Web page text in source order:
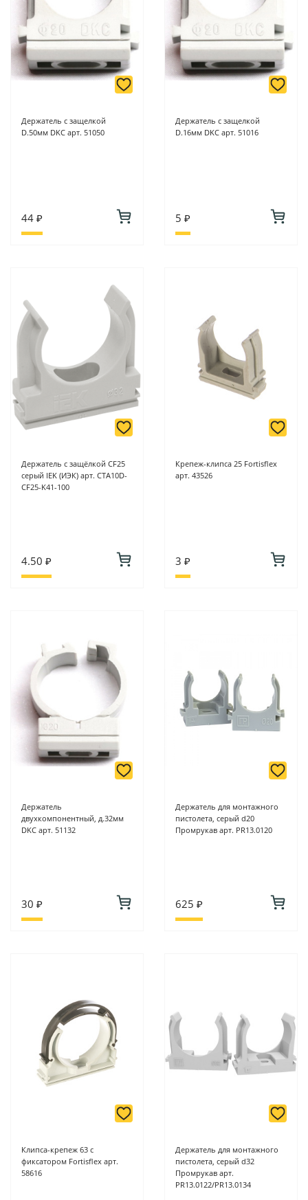
Держатель с защелкой
D.50мм DKC арт. 51050
44 ₽
Держатель с защелкой
D.16мм DKC арт. 51016
5 ₽
Держатель с защёлкой CF25
серый IEK (ИЭК) арт. CTA10D-
CF25-K41-100
4.50 ₽
Крепеж-клипса 25 Fortisflex
арт. 43526
3 ₽
Держатель
двухкомпонентный, д.32мм
DKC арт. 51132
30 ₽
Держатель для монтажного
пистолета, серый d20
Промрукав арт. PR13.0120
625 ₽
Клипса-крепеж 63 с
фиксатором Fortisflex арт.
58616
Держатель для монтажного
пистолета, серый d32
Промрукав арт.
PR13.0122/PR13.0134